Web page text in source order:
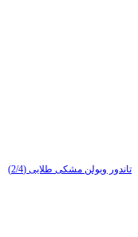
تاندور ویولن مشکی طلایی (2/4)